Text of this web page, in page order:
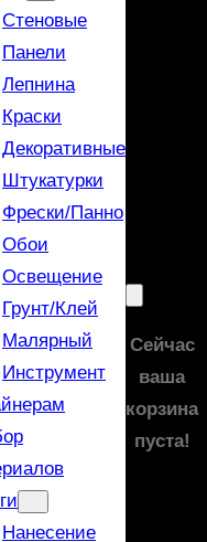
Стеновые
Панели
Лепнина
Краски
Декоративные
Штукатурки
Фрески/панно
Обои
Освещение
Грунт/Клей
Малярный
Инструмент
Нанесение
Сейчас
ваша
корзина
пуста!